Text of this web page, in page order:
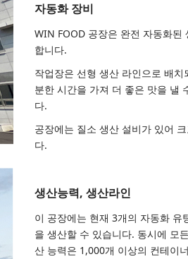
자동화 장비
WIN FOOD 공장은 완전 자동화된
합니다.
작업장은 선형 생산 라인으로 배
분한 시간을 가져 더 좋은 맛을 낼
다.
공장에는 질소 생산 설비가 있어
다.
생산능력, 생산라인
이 공장에는 현재 3개의 자동화
을 생산할 수 있습니다. 동시에 모
산 능력은 1,000개 이상의 컨테이